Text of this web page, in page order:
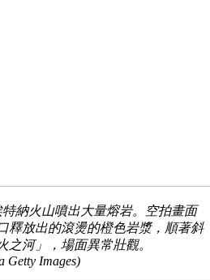
納火山噴出大量熔岩。空拍畫面
釋放出的滾燙的橙色岩漿，順著斜
河」，場面異常壯觀。
Getty Images)